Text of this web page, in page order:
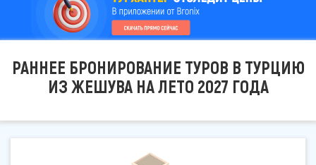
РАННЕЕ БРОНИРОВАНИЕ ТУРОВ В ТУРЦИЮ
ИЗ ЖЕШУВА НА ЛЕТО 2027 ГОДА